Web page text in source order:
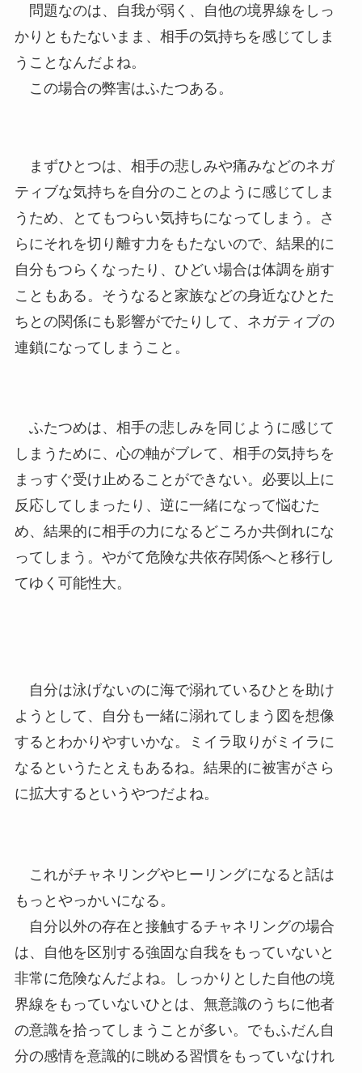
問題なのは、自我が弱く、自他の境界線をしっ
かりともたないまま、相手の気持ちを感じてしま
うことなんだよね。
この場合の弊害はふたつある。
まずひとつは、相手の悲しみや痛みなどのネガ
ティブな気持ちを自分のことのように感じてしま
うため、とてもつらい気持ちになってしまう。さ
らにそれを切り離す力をもたないので、結果的に
自分もつらくなったり、ひどい場合は体調を崩す
こともある。そうなると家族などの身近なひとた
ちとの関係にも影響がでたりして、ネガティブの
連鎖になってしまうこと。
ふたつめは、相手の悲しみを同じように感じて
しまうために、心の軸がブレて、相手の気持ちを
まっすぐ受け止めることができない。必要以上に
反応してしまったり、逆に一緒になって悩むた
め、結果的に相手の力になるどころか共倒れにな
ってしまう。やがて危険な共依存関係へと移行し
てゆく可能性大。
自分は泳げないのに海で溺れているひとを助け
ようとして、自分も一緒に溺れてしまう図を想像
するとわかりやすいかな。ミイラ取りがミイラに
なるというたとえもあるね。結果的に被害がさら
に拡大するというやつだよね。
これがチャネリングやヒーリングになると話は
もっとやっかいになる。
自分以外の存在と接触するチャネリングの場合
は、自他を区別する強固な自我をもっていないと
非常に危険なんだよね。しっかりとした自他の境
界線をもっていないひとは、無意識のうちに他者
の意識を拾ってしまうことが多い。でもふだん自
分の感情を意識的に眺める習慣をもっていなけれ